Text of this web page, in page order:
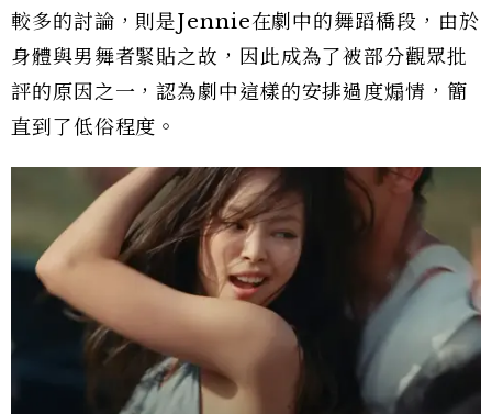
較多的討論，則是Jennie在劇中的舞蹈橋段，由於
身體與男舞者緊貼之故，因此成為了被部分觀眾批
評的原因之一，認為劇中這樣的安排過度煽情，簡
直到了低俗程度。